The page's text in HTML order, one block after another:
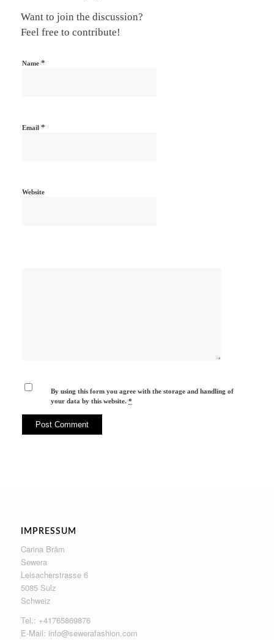
Want to join the discussion?
Feel free to contribute!
Name *
Email *
Website
By using this form you agree with the storage and handling of
your data by this website.*
IMPRESSUM
Carina Bräm
Sewera
Leisacherstrasse 6
5085 Sulz
Schweiz
Tel.: +41765869876
E-Mail: info@sewerafashion.com